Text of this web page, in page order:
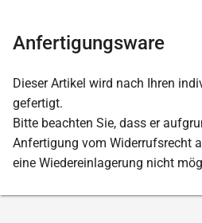
Anfertigungsware
Dieser Artikel wird nach Ihren
gefertigt.
Bitte beachten Sie, dass er
Anfertigung vom Widerrufsrecht
eine Wiedereinlagerung nicht